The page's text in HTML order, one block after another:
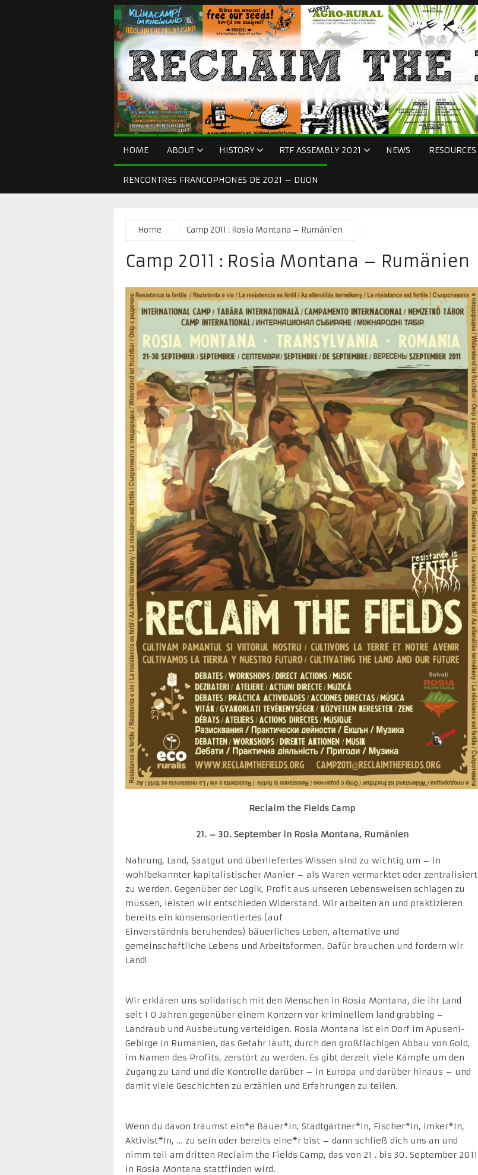
HOME ABOUT HISTORY RTF ASSEMBLY 2021 NEWS RESOURCES
RENCONTRES FRANCOPHONES DE 2021 – DIJON
Home Camp 2011 : Rosia Montana – Rumänien
Camp 2011 : Rosia Montana – Rumänien
Reclaim the Fields Camp
21. – 30. September in Rosia Montana, Rumänien
Nahrung, Land, Saatgut und überliefertes Wissen sind zu wichtig um – in
wohlbekannter kapitalistischer Manier – als Waren vermarktet oder zentralisiert
zu werden. Gegenüber der Logik, Profit aus unseren Lebensweisen schlagen zu
müssen, leisten wir entschieden Widerstand. Wir arbeiten an und praktizieren
bereits ein konsensorientiertes (auf
Einverständnis beruhendes) bäuerliches Leben, alternative und
gemeinschaftliche Lebens und Arbeitsformen. Dafür brauchen und fordern wir
Land!
Wir erklären uns solidarisch mit den Menschen in Rosia Montana, die ihr Land
seit 1 0 Jahren gegenüber einem Konzern vor kriminellem land grabbing –
Landraub und Ausbeutung verteidigen. Rosia Montana ist ein Dorf im Apuseni-
Gebirge in Rumänien, das Gefahr läuft, durch den großflächigen Abbau von Gold,
im Namen des Profits, zerstört zu werden. Es gibt derzeit viele Kämpfe um den
Zugang zu Land und die Kontrolle darüber – in Europa und darüber hinaus – und
damit viele Geschichten zu erzählen und Erfahrungen zu teilen.
Wenn du davon träumst ein*e Bäuer*In, Stadtgärtner*In, Fischer*In, Imker*In,
Aktivist*In, … zu sein oder bereits eine*r bist – dann schließ dich uns an und
nimm teil am dritten Reclaim the Fields Camp, das von 21 . bis 30. September 2011
in Rosia Montana stattfinden wird.